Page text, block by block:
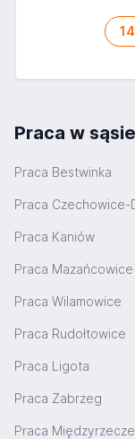
14
Praca w
Praca Bestwinka
Praca Czechowice-
Praca Kaniów
Praca Mazańcowice
Praca Wilamowice
Praca Rudołtowice
Praca Ligota
Praca Zabrzeg
Praca